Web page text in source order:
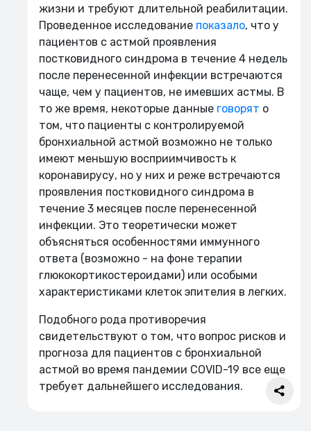
жизни и требуют длительной реабилитации.
Проведенное исследование показало, что у
пациентов с астмой проявления
постковидного синдрома в течение 4 недель
после перенесенной инфекции встречаются
чаще, чем у пациентов, не имевших астмы. В
то же время, некоторые данные говорят о
том, что пациенты с контролируемой
бронхиальной астмой возможно не только
имеют меньшую восприимчивость к
коронавирусу, но у них и реже встречаются
проявления постковидного синдрома в
течение 3 месяцев после перенесенной
инфекции. Это теоретически может
объясняться особенностями иммунного
ответа (возможно - на фоне терапии
глюкокортикостероидами) или особыми
характеристиками клеток эпителия в легких.
Подобного рода противоречия
свидетельствуют о том, что вопрос рисков и
прогноза для пациентов с бронхиальной
астмой во время пандемии COVID-19 все еще
требует дальнейшего исследования.